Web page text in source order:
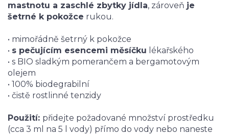
mastnotu a zaschlé zbytky jídla, zároveň je
šetrné k pokožce rukou.
• mimořádně šetrný k pokožce
• s pečujícím esencemi měsíčku lékařského
• s BIO sladkým pomerančem a bergamotovým
olejem
• 100% biodegrabilní
• čistě rostlinné tenzidy
Použití: přidejte požadované množství prostředku
(cca 3 ml na 5 l vody) přímo do vody nebo naneste